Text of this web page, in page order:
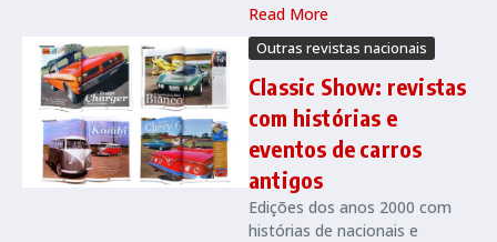
Read More
Outras revistas nacionais
Classic Show: revistas
com histórias e
eventos de carros
antigos
Edições dos anos 2000 com
histórias de nacionais e